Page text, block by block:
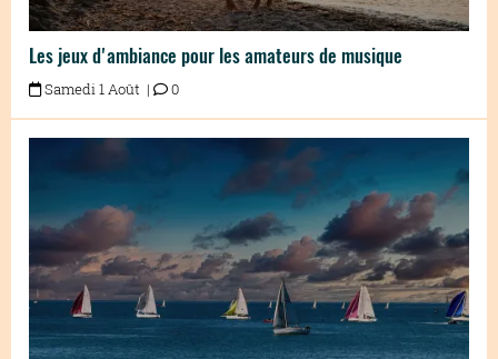
Les jeux d'ambiance pour les amateurs de musique
Samedi 1 Août | 0